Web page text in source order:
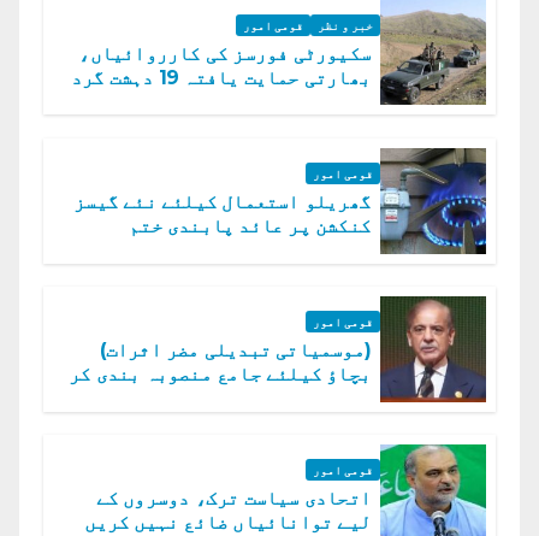
خبر و نظر قومی امور
سکیورٹی فورسز کی کارروائیاں،
بھارتی حمایت یافتہ 19 دہشت گرد
قومی امور
گھریلو استعمال کیلئے نئے گیسز
کنکشن پر عائد پابندی ختم
قومی امور
(موسمیاتی تبدیلی مضر اثرات)
بچاؤ کیلئے جامع منصوبہ بندی کر
قومی امور
اتحادی سیاست ترک، دوسروں کے
لیے توانائیاں ضائع نہیں کریں